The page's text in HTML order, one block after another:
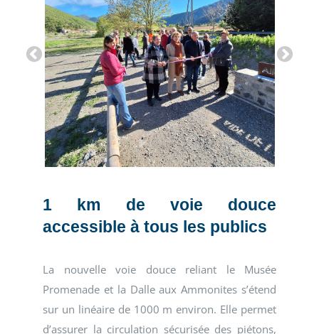
1 km de voie douce
accessible à tous les publics
La nouvelle voie douce reliant le Musée
Promenade et la Dalle aux Ammonites s’étend
sur un linéaire de 1000 m environ. Elle permet
d’assurer la circulation sécurisée des piétons,